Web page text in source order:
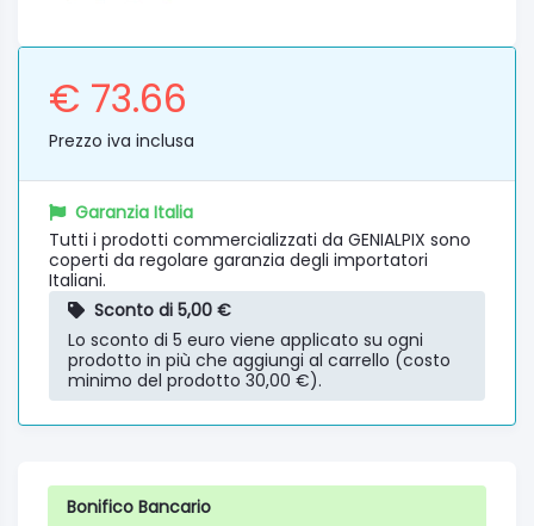
€ 73.66
Prezzo iva inclusa
Garanzia Italia
Tutti i prodotti commercializzati da GENIALPIX sono
coperti da regolare garanzia degli importatori
Italiani.
Sconto di 5,00 €
Lo sconto di 5 euro viene applicato su ogni
prodotto in più che aggiungi al carrello (costo
minimo del prodotto 30,00 €).
Bonifico Bancario